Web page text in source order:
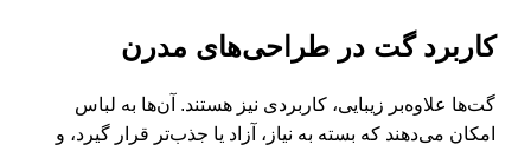
کاربرد گت در طراحی‌های مدرن
گت‌ها علاوه‌بر زیبایی، کاربردی نیز هستند. آن‌ها به لباس
امکان می‌دهند که بسته به نیاز، آزاد یا جذب‌تر قرار گیرد، و